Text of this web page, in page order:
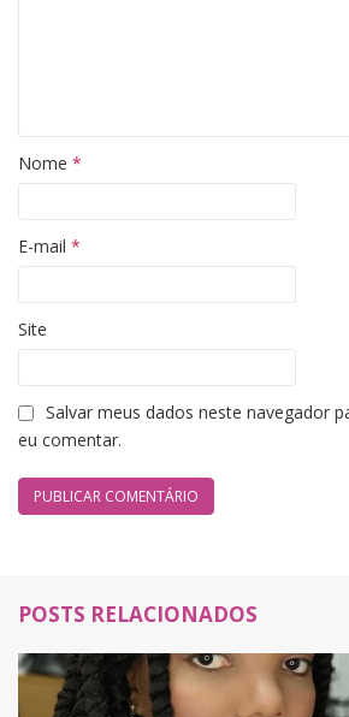
Nome *
E-mail *
Site
Salvar meus dados neste navegador
eu comentar.
POSTS RELACIONADOS